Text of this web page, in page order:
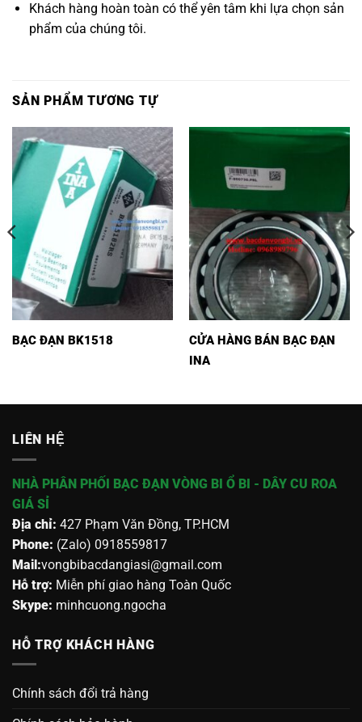
Khách hàng hoàn toàn có thể yên tâm khi lựa chọn sản
phẩm của chúng tôi.
SẢN PHẨM TƯƠNG TỰ
BẠC ĐẠN BK1518
CỬA HÀNG BÁN BẠC ĐẠN
INA
LIÊN HỆ
NHÀ PHÂN PHỐI BẠC ĐẠN VÒNG BI Ổ BI - DÂY CU ROA
GIÁ SỈ
Địa chỉ: 427 Phạm Văn Đồng, TP.HCM
Phone: (Zalo) 0918559817
Mail:vongbibacdangiasi@gmail.com
Hỗ trợ: Miễn phí giao hàng Toàn Quốc
Skype: minhcuong.ngocha
HỖ TRỢ KHÁCH HÀNG
Chính sách đổi trả hàng